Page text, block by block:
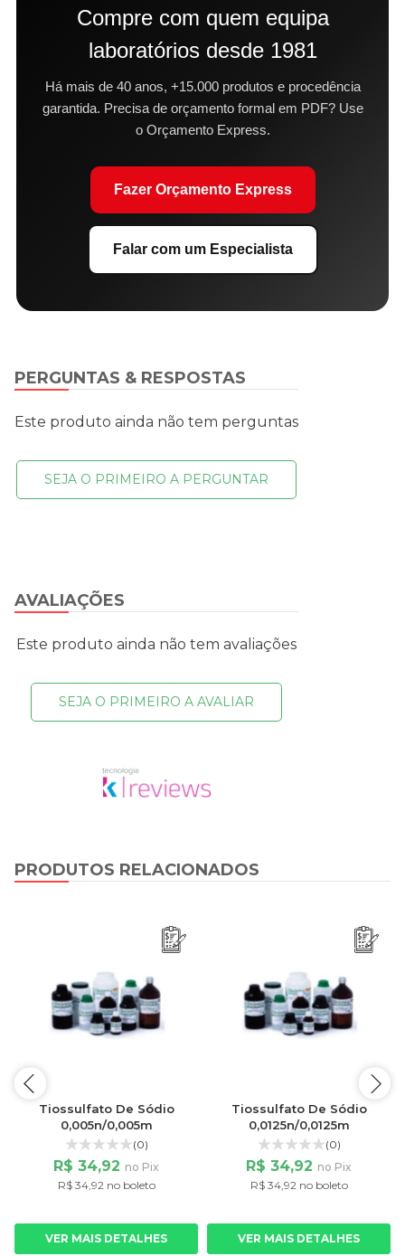
Compre com quem equipa
laboratórios desde 1981
Há mais de 40 anos, +15.000 produtos e procedência
garantida. Precisa de orçamento formal em PDF? Use
o Orçamento Express.
Fazer Orçamento Express
Falar com um Especialista
AVALIAÇÕES
Este produto ainda não tem avaliações
SEJA O PRIMEIRO A AVALIAR
PERGUNTAS & RESPOSTAS
Este produto ainda não tem perguntas
SEJA O PRIMEIRO A PERGUNTAR
PRODUTOS RELACIONADOS
Tiossulfato De Sódio
0,005n/0,005m
(0)
R$ 34,92 no Pix
R$ 34,92 no boleto
VER MAIS DETALHES
Tiossulfato De Sódio
0,0125n/0,0125m
(0)
R$ 34,92 no Pix
R$ 34,92 no boleto
VER MAIS DETALHES